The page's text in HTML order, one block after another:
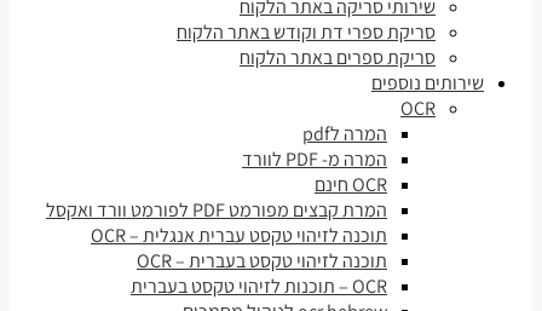
שירותי סריקה באתר הלקוח
סריקת ספרי דת וקודש באתר הלקוח
סריקת ספרים באתר הלקוח
שירותים נוספים
OCR
המרה לpdf
המרה מ- PDF לוורד
OCR חינם
המרת קבצים מפורמט PDF לפורמט וורד ואקסל
תוכנה לזיהוי טקסט עברית אנגלית – OCR
תוכנה לזיהוי טקסט בעברית – OCR
OCR – תוכנות לזיהוי טקסט בעברית